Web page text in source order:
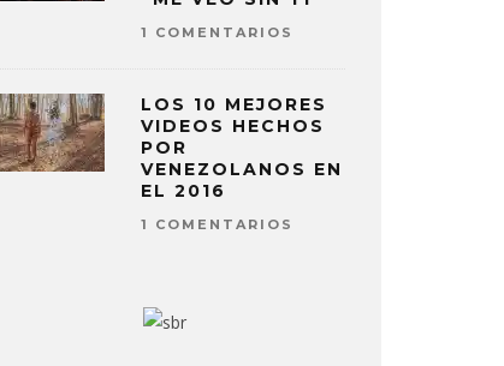
1 COMENTARIOS
LOS 10 MEJORES
VIDEOS HECHOS
POR
VENEZOLANOS EN
EL 2016
1 COMENTARIOS